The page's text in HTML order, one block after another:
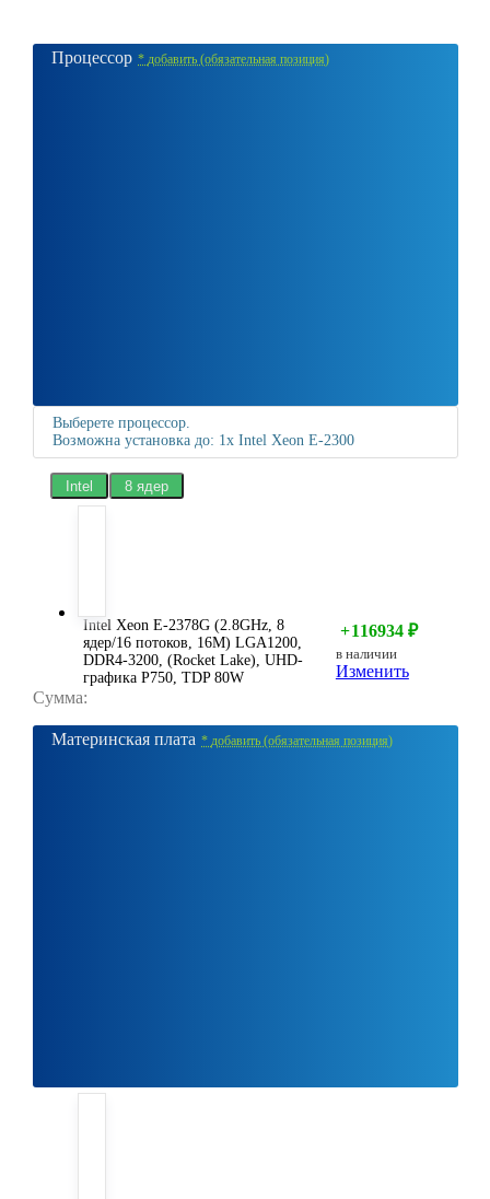
Процессор * добавить (обязательная позиция)
Выберете процессор.
Возможна установка до: 1x Intel Xeon E-2300
Intel 8 ядер
Intel Xeon E-2378G (2.8GHz, 8
ядер/16 потоков, 16M) LGA1200,
DDR4-3200, (Rocket Lake), UHD-
графика P750, TDP 80W
+116934 ₽
в наличии
Изменить
Сумма:
Материнская плата *добавить (обязательная позиция)